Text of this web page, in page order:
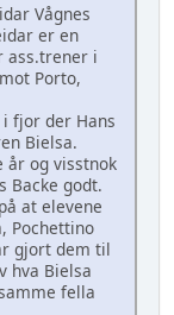
Vågnes
er en
ass.trener i
Porto,
fjor der Hans
Bielsa.
år og visstnok
Backe godt.
at elevene
Pochettino
gjort dem til
hva Bielsa
fella